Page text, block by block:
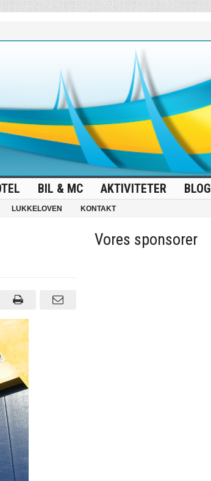
BIL & MC AKTIVITETER BLOG
LUKKELOVEN KONTAKT
Vores sponsorer